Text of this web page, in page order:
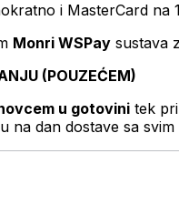
i MasterCard na
Monri WSPay sustava
(POUZEĆEM)
u gotovini tek
na dan dostave sa svim